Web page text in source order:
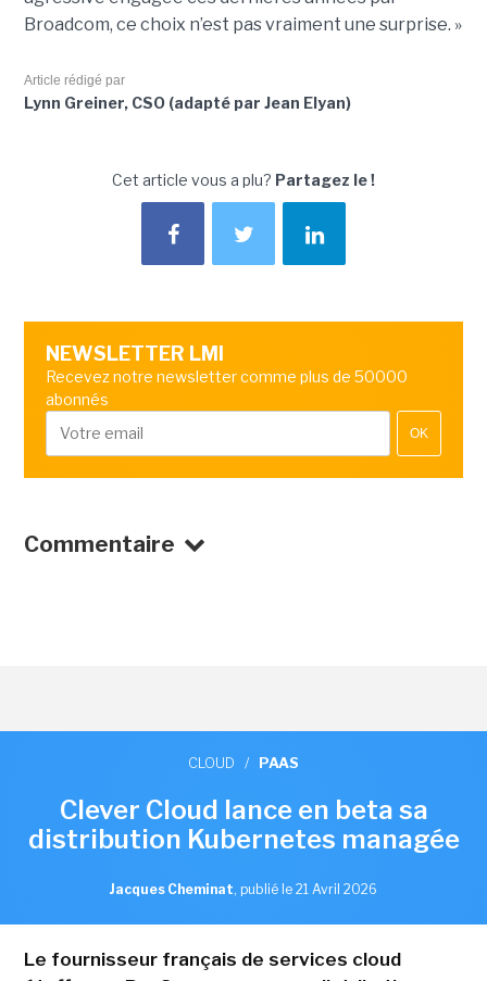
Broadcom, ce choix n’est pas vraiment une surprise. »
Article rédigé par
Lynn Greiner, CSO (adapté par Jean Elyan)
Cet article vous a plu? Partagez le !
NEWSLETTER LMI
Recevez notre newsletter comme plus de 50000
abonnés
OK
Commentaire
CLOUD / PAAS
Clever Cloud lance en beta sa
distribution Kubernetes managée
Jacques Cheminat, publié le 21 Avril 2026
Le fournisseur français de services cloud